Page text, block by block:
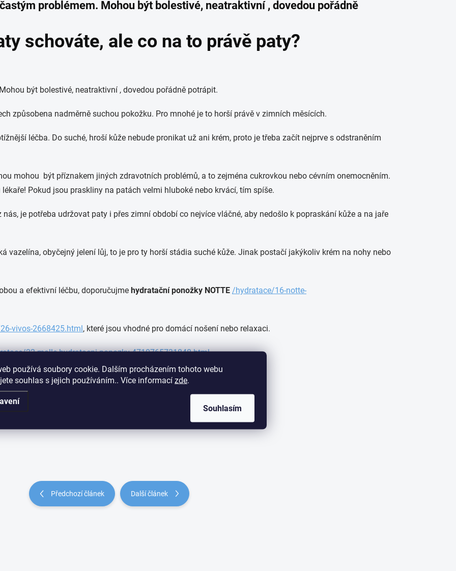
používá soubory cookie. Dalším procházením tohoto webu
souhlas s jejich používáním.. Více informací zde.
Souhlasím
problémem. Mohou být bolestivé, neatraktivní , dovedou pořádně
schováte, ale co na to právě paty?
být bolestivé, neatraktivní , dovedou pořádně potrápit.
způsobena nadměrně suchou pokožku. Pro mnohé je to horší právě v zimních měsících.
léčba. Do suché, hroší kůže nebude pronikat už ani krém, proto je třeba začít nejprve s odstraněním
mohou být příznakem jiných zdravotních problémů, a to zejména cukrovkou nebo cévním onemocněním.
Pokud jsou praskliny na patách velmi hluboké nebo krvácí, tím spíše.
je potřeba udržovat paty i přes zimní období co nejvíce vláčné, aby nedošlo k popraskání kůže a na jaře
vazelína, obyčejný jelení lůj, to je pro ty horší stádia suché kůže. Jinak postačí jakýkoliv krém na nohy nebo
a efektivní léčbu, doporučujme hydratační ponožky NOTTE /hydratace/16-notte-
vivos-2668425.html, které jsou vhodné pro domácí nošení nebo relaxaci.
22-malle-hydratacni-ponozky-4710765731848.html.
Předchozí článek Další článek